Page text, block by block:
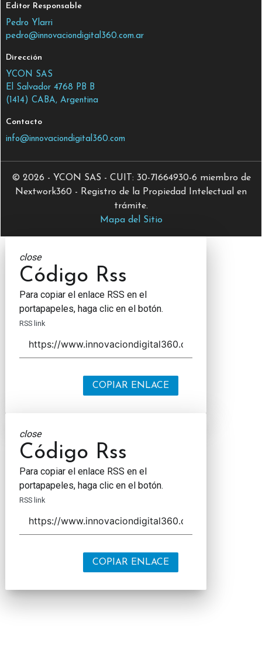
Editor Responsable
Pedro Ylarri
pedro@innovaciondigital360.com.ar
Dirección
YCON SAS
El Salvador 4768 PB B
(1414) CABA, Argentina
Contacto
info@innovaciondigital360.com
© 2026 - YCON SAS - CUIT: 30-71664930-6 miembro de
Nextwork360 - Registro de la Propiedad Intelectual en
trámite.
Mapa del Sitio
close
Código Rss
Para copiar el enlace RSS en el
portapapeles, haga clic en el botón.
RSS link
COPIAR ENLACE
close
Código Rss
Para copiar el enlace RSS en el
portapapeles, haga clic en el botón.
RSS link
COPIAR ENLACE